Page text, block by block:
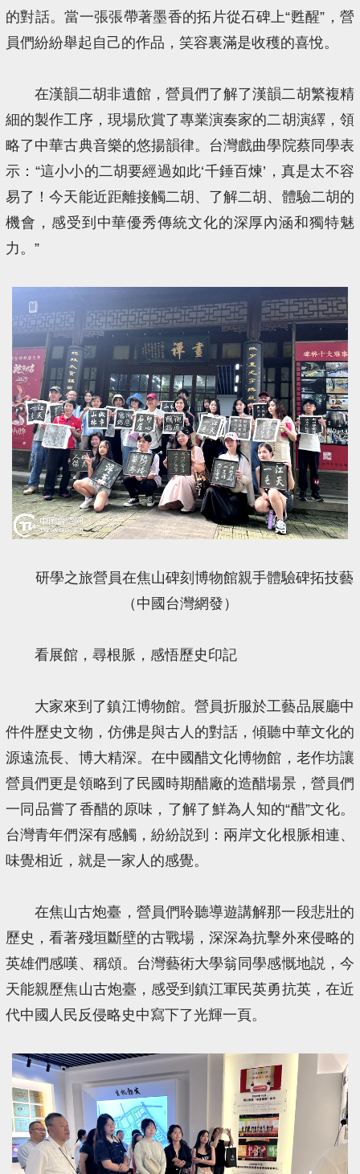
的對話。當一張張帶著墨香的拓片從石碑上“甦醒”，營
員們紛紛舉起自己的作品，笑容裏滿是收穫的喜悅。
在漢韻二胡非遺館，營員們了解了漢韻二胡繁複精
細的製作工序，現場欣賞了專業演奏家的二胡演繹，領
略了中華古典音樂的悠揚韻律。台灣戲曲學院蔡同學表
示：“這小小的二胡要經過如此‘千錘百煉’，真是太不容
易了！今天能近距離接觸二胡、了解二胡、體驗二胡的
機會，感受到中華優秀傳統文化的深厚內涵和獨特魅
力。”
研學之旅營員在焦山碑刻博物館親手體驗碑拓技藝
（中國台灣網發）
看展館，尋根脈，感悟歷史印記
大家來到了鎮江博物館。營員折服於工藝品展廳中
件件歷史文物，仿佛是與古人的對話，傾聽中華文化的
源遠流長、博大精深。在中國醋文化博物館，老作坊讓
營員們更是領略到了民國時期醋廠的造醋場景，營員們
一同品嘗了香醋的原味，了解了鮮為人知的“醋”文化。
台灣青年們深有感觸，紛紛説到：兩岸文化根脈相連、
味覺相近，就是一家人的感覺。
在焦山古炮臺，營員們聆聽導遊講解那一段悲壯的
歷史，看著殘垣斷壁的古戰場，深深為抗擊外來侵略的
英雄們感嘆、稱頌。台灣藝術大學翁同學感慨地説，今
天能親歷焦山古炮臺，感受到鎮江軍民英勇抗英，在近
代中國人民反侵略史中寫下了光輝一頁。